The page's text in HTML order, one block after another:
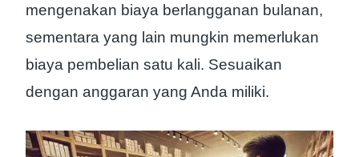
mengenakan biaya berlangganan bulanan,
sementara yang lain mungkin memerlukan
biaya pembelian satu kali. Sesuaikan
dengan anggaran yang Anda miliki.